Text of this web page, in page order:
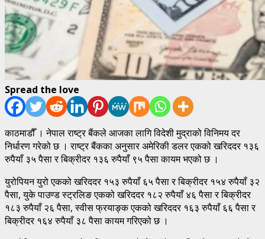
Spread the love
काठमाडौँ । नेपाल राष्ट्र बैंकले आजका लागि विदेशी मुद्राको विनिमय दर
निर्धारण गरेको छ । राष्ट्र बैंकका अनुसार अमेरिकी डलर एकको खरिददर १३६
रुपैयाँ ३५ पैसा र बिक्रीदर १३६ रुपैयाँ ९५ पैसा कायम भएको छ ।
युरोपियन युरो एकको खरिददर १५३ रुपैयाँ ६५ पैसा र बिक्रीदर १५४ रुपैयाँ ३२
पैसा, युके पाउण्ड स्ट्रलिङ एकको खरिददर १८२ रुपैयाँ ४६ पैसा र बिक्रीदर
१८३ रुपैयाँ २६ पैसा, स्वीस फ्रयाङ्क एकको खरिददर १६३ रुपैयाँ ६६ पैसा र
बिक्रीदर १६४ रुपैयाँ ३८ पैसा कायम गरिएको छ ।